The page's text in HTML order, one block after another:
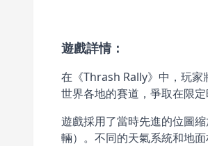
遊戲詳情：
在《Thrash Rally》中，玩家
世界各地的賽道，爭取在限
遊戲採用了當時先進的位圖
輛）。不同的天氣系統和地